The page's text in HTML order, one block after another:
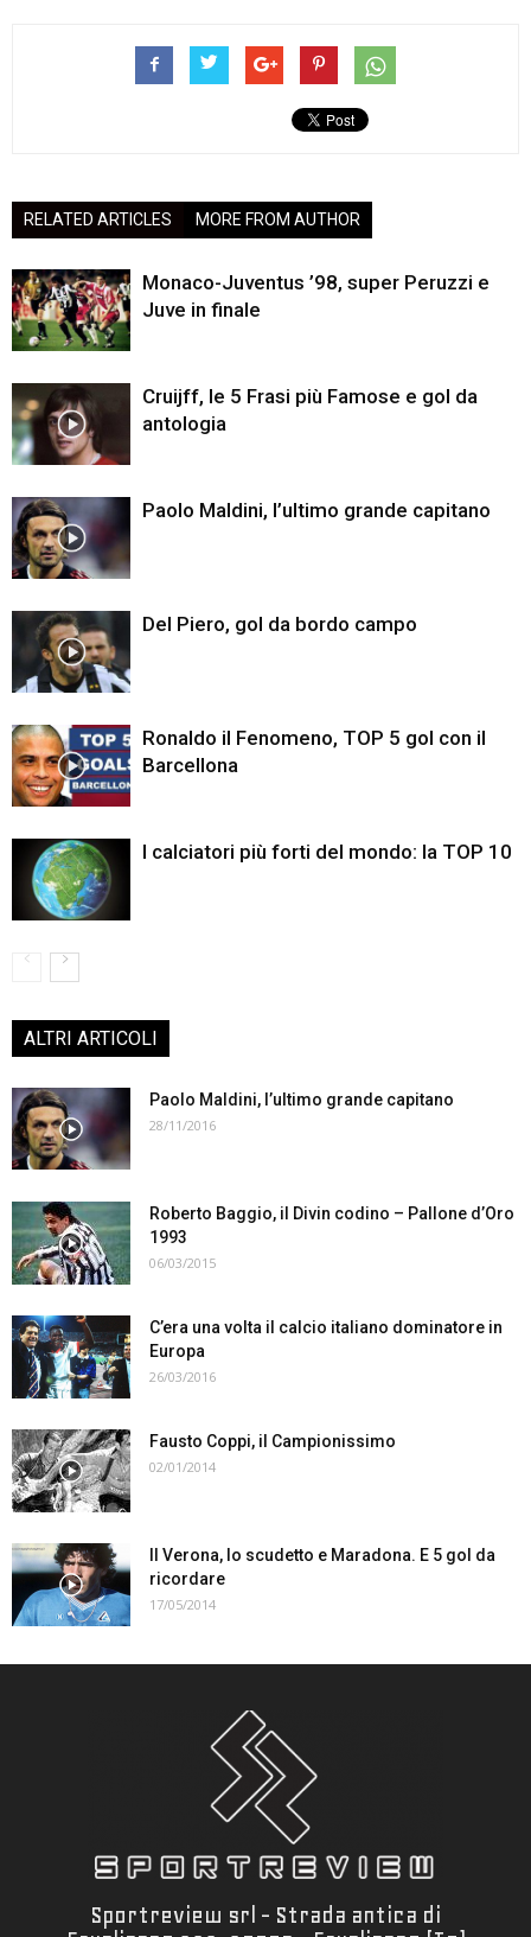
RELATED ARTICLES MORE FROM AUTHOR
Monaco-Juventus ’98, super Peruzzi e
Juve in finale
Cruijff, le 5 Frasi più Famose e gol da
antologia
Paolo Maldini, l’ultimo grande capitano
Del Piero, gol da bordo campo
Ronaldo il Fenomeno, TOP 5 gol con il
Barcellona
I calciatori più forti del mondo: la TOP 10
ALTRI ARTICOLI
Paolo Maldini, l’ultimo grande capitano
28/11/2016
Roberto Baggio, il Divin codino – Pallone d’Oro
1993
06/03/2015
C’era una volta il calcio italiano dominatore in
Europa
26/03/2016
Fausto Coppi, il Campionissimo
02/01/2014
Il Verona, lo scudetto e Maradona. E 5 gol da
ricordare
17/05/2014
Sportreview srl - Strada antica di